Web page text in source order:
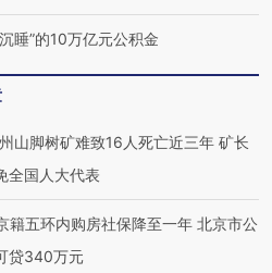
万
育部长拱下台
飞地休达
睡”的10万亿元公积金
山脚树矿难致16人死亡近三年 矿长
全国人大代表
籍五环内购房社保降至一年 北京市公
贷340万元